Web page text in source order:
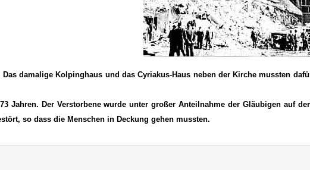
damalige Kolpinghaus und das Cyriakus-Haus neben der Kirche mussten
Jahren. Der Verstorbene wurde unter großer Anteilnahme der Gläubigen auf
so dass die Menschen in Deckung gehen mussten.